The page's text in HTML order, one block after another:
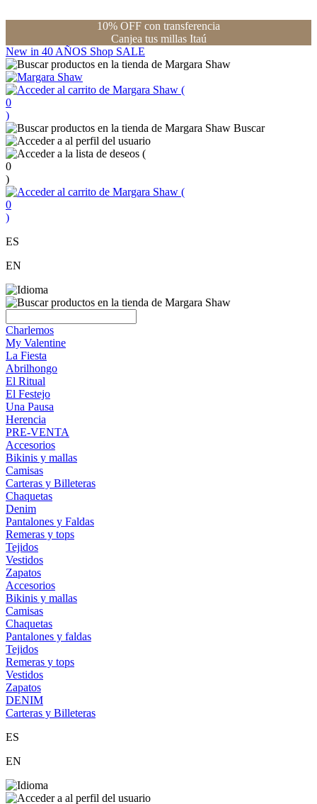
10% OFF con transferencia
Canjea tus millas Itaú
New in 40 AÑOS Shop SALE
(
0
)
Buscar
(
0
)
(
0
)
ES
EN
Charlemos
My Valentine
La Fiesta
Abrilhongo
El Ritual
El Festejo
Una Pausa
Herencia
PRE-VENTA
Accesorios
Bikinis y mallas
Camisas
Carteras y Billeteras
Chaquetas
Denim
Pantalones y Faldas
Remeras y tops
Tejidos
Vestidos
Zapatos
Accesorios
Bikinis y mallas
Camisas
Chaquetas
Pantalones y faldas
Tejidos
Remeras y tops
Vestidos
Zapatos
DENIM
Carteras y Billeteras
ES
EN